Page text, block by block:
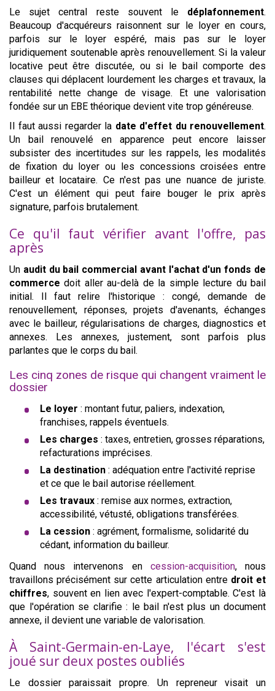
Le sujet central reste souvent le déplafonnement.
Beaucoup d'acquéreurs raisonnent sur le loyer en cours,
parfois sur le loyer espéré, mais pas sur le loyer
juridiquement soutenable après renouvellement. Si la valeur
locative peut être discutée, ou si le bail comporte des
clauses qui déplacent lourdement les charges et travaux, la
rentabilité nette change de visage. Et une valorisation
fondée sur un EBE théorique devient vite trop généreuse.
Il faut aussi regarder la date d'effet du renouvellement.
Un bail renouvelé en apparence peut encore laisser
subsister des incertitudes sur les rappels, les modalités
de fixation du loyer ou les concessions croisées entre
bailleur et locataire. Ce n'est pas une nuance de juriste.
C'est un élément qui peut faire bouger le prix après
signature, parfois brutalement.
Ce qu'il faut vérifier avant l'offre, pas
après
Un audit du bail commercial avant l'achat d'un fonds de
commerce doit aller au-delà de la simple lecture du bail
initial. Il faut relire l'historique : congé, demande de
renouvellement, réponses, projets d'avenants, échanges
avec le bailleur, régularisations de charges, diagnostics et
annexes. Les annexes, justement, sont parfois plus
parlantes que le corps du bail.
Les cinq zones de risque qui changent vraiment le
dossier
Le loyer : montant futur, paliers, indexation,
franchises, rappels éventuels.
Les charges : taxes, entretien, grosses réparations,
refacturations imprécises.
La destination : adéquation entre l'activité reprise
et ce que le bail autorise réellement.
Les travaux : remise aux normes, extraction,
accessibilité, vétusté, obligations transférées.
La cession : agrément, formalisme, solidarité du
cédant, information du bailleur.
Quand nous intervenons en cession-acquisition, nous
travaillons précisément sur cette articulation entre droit et
chiffres, souvent en lien avec l'expert-comptable. C'est là
que l'opération se clarifie : le bail n'est plus un document
annexe, il devient une variable de valorisation.
À Saint-Germain-en-Laye, l'écart s'est
joué sur deux postes oubliés
Le dossier paraissait propre. Un repreneur visait un